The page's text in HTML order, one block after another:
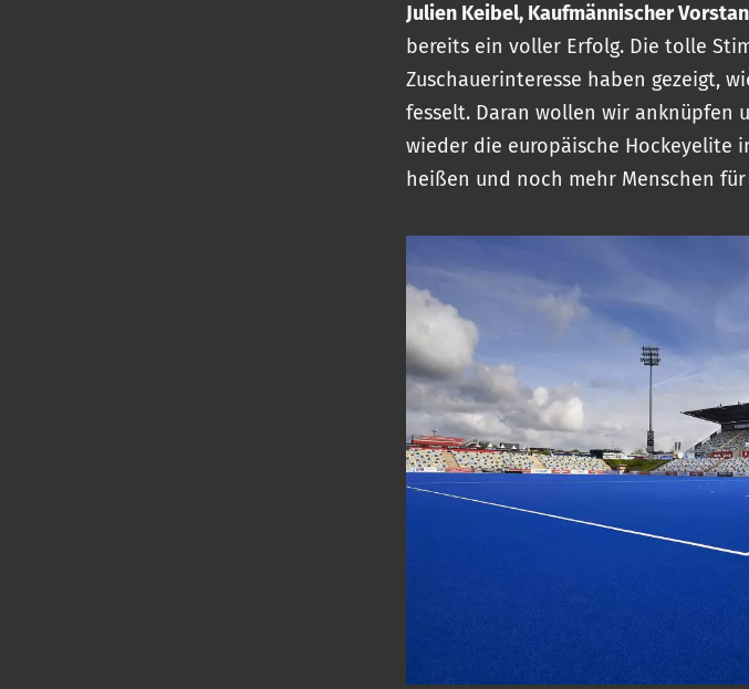
Julien Keibel, Kaufmännischer
bereits ein voller Erfolg. Die tolle
Zuschauerinteresse haben gezeigt,
fesselt. Daran wollen wir anknüpfen
wieder die europäische Hockeyelite
heißen und noch mehr Menschen